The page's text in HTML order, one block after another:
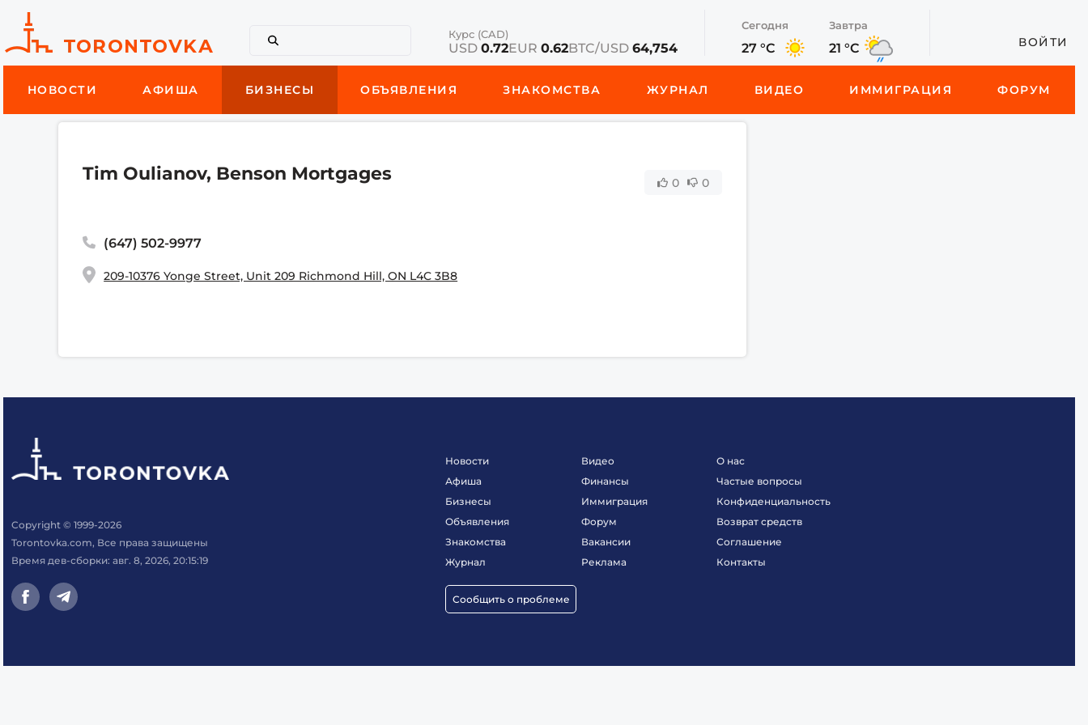
Курс (CAD)
USD 0.72EUR 0.62BTC/USD 64,754
Сегодня
27 °C
Завтра
21 °C ВОЙТИ
НОВОСТИ АФИША БИЗНЕСЫ ОБЪЯВЛЕНИЯ ЗНАКОМСТВА ЖУРНАЛ ВИДЕО ИММИГРАЦИЯ ФОРУМ
Tim Oulianov, Benson Mortgages 0 0
(647) 502-9977
209-10376 Yonge Street, Unit 209 Richmond Hill, ON L4C 3B8
Copyright © 1999-2026
Torontovka.com, Все права защищены
Время дев-сборки: авг. 8, 2026, 20:15:19
Новости
Афиша
Бизнесы
Объявления
Знакомства
Журнал
Сообщить о проблеме
Видео
Финансы
Иммиграция
Форум
Вакансии
Реклама
О нас
Частые вопросы
Конфиденциальность
Возврат средств
Соглашение
Контакты